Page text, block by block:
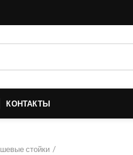
КОНТАКТЫ
стойки